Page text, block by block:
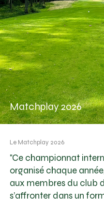
Matchplay 2026
Le Matchplay 2026
"Ce championnat
organisé chaque
aux membres du club
s’affronter dans un